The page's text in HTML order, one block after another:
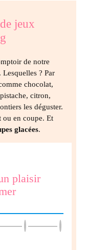
jeux
de notre
. Lesquelles ? Par
chocolat,
citron,
les déguster.
ou en coupe. Et
glacées.
plaisir